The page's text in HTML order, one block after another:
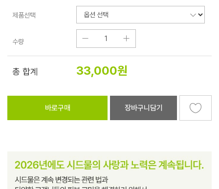
제품선택
수량
총 합계 33,000원
바로구매 장바구니담기